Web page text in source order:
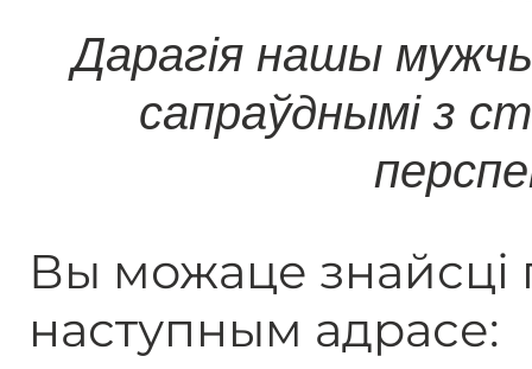
Дарагія нашы
сапраўднымі з
Вы можаце знайсці
наступным адрасе: